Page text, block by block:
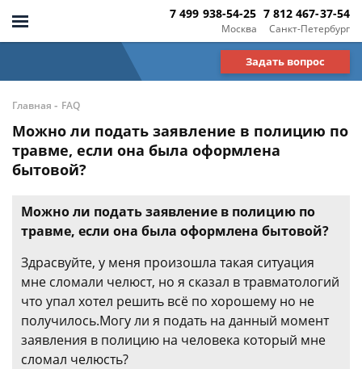
Москва
7 499 938-54-25
Санкт-Петербург
7 812 467-37-54
Задать вопрос
Главная - FAQ
Можно ли подать заявление в полицию по
травме, если она была оформлена
бытовой?
Можно ли подать заявление в полицию по
травме, если она была оформлена бытовой?
Здрасвуйте, у меня произошла такая ситуация
мне сломали челюст, но я сказал в травматологий
что упал хотел решить всё по хорошему но не
получилось.Могу ли я подать на данный момент
заявления в полицию на человека который мне
сломал челюсть?